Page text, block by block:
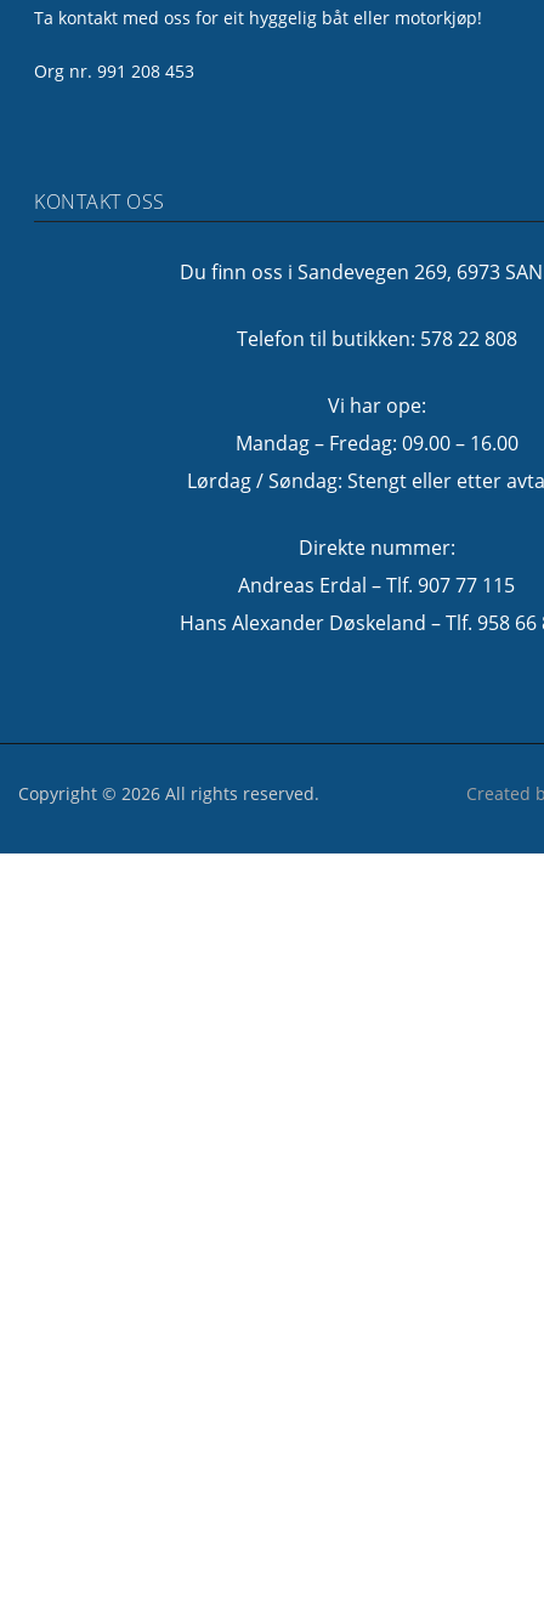
Ta kontakt med oss for eit hyggelig båt eller motorkjøp!
Org nr. 991 208 453
KONTAKT OSS
Du finn oss i Sandevegen 269, 6973
Telefon til butikken: 578 22 808
Vi har ope:
Mandag – Fredag: 09.00 – 16.00
Lørdag / Søndag: Stengt eller etter
Direkte nummer:
Andreas Erdal – Tlf. 907 77 115
Hans Alexander Døskeland – Tlf. 958 66
Copyright © 2026 All rights reserved. Created